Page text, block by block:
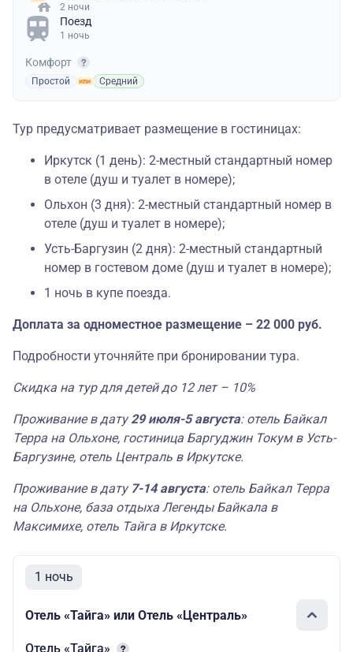
2 ночи
Поезд
1 ночь
Комфорт
Простой Средний
Тур предусматривает размещение в гостиницах:
Иркутск (1 день): 2-местный стандартный номер
в отеле (душ и туалет в номере);
Ольхон (3 дня): 2-местный стандартный номер в
отеле (душ и туалет в номере);
Усть-Баргузин (2 дня): 2-местный стандартный
номер в гостевом доме (душ и туалет в номере);
1 ночь в купе поезда.
Доплата за одноместное размещение – 22 000 руб.
Подробности уточняйте при бронировании тура.
Скидка на тур для детей до 12 лет – 10%
Проживание в дату29 июля-5 августа: отель Байкал
Терра на Ольхоне, гостиница Баргуджин Токум в Усть-
Баргузине, отель Централь в Иркутске.
Проживание в дату 7-14 августа: отель Байкал Терра
на Ольхоне, база отдыха Легенды Байкала в
Максимихе, отель Тайга в Иркутске.
1 ночь
Отель «Тайга» или Отель «Централь»
Отель «Тайга»